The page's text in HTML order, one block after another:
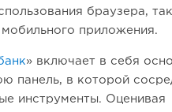
браузера,
мобильного приложения.
» включает в себя
панель, в которой
инструменты. Оценивая